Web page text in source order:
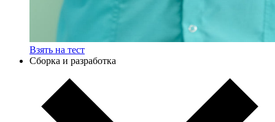
Взять на тест
Сборка и разработка